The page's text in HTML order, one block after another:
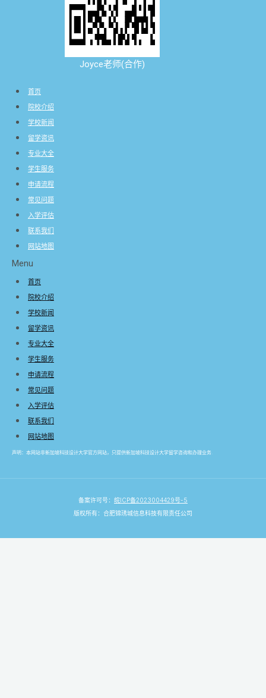
Joyce老师(合作)
首页
院校介绍
学校新闻
留学资讯
专业大全
学生服务
申请流程
常见问题
入学评估
联系我们
网站地图
Menu
首页
院校介绍
学校新闻
留学资讯
专业大全
学生服务
申请流程
常见问题
入学评估
联系我们
网站地图
声明：本网站非新加坡科技设计大学官方网站，只提供新加坡科技设计大学留学咨询和办理业务.
备案许可号： 皖ICP备2023004429号-5
版权所有：合肥锦琇城信息科技有限责任公司